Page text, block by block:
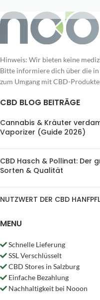
Hinweis: Wir bieten keine
Bitte informiere dich über die in
zum Umgang mit CBD-
CBD BLOG BEITRÄGE
Cannabis & Kräuter
Vaporizer (Guide 2026)
CBD Hasch & Pollinat: Der
Sorten & Qualität
NUTZWERT DER CBD
MENU
Schnelle Lieferung
SSL Verschlüsselt
CBD Stores in Salzburg
Einfache Bezahlung
Nachhaltigkeit bei Nooon